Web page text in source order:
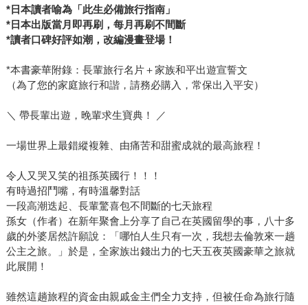
*日本讀者喻為「此生必備旅行指南」
*日本出版當月即再刷，每月再刷不間斷
*讀者口碑好評如潮，改編漫畫登場！
*本書豪華附錄：長輩旅行名片＋家族和平出遊宣誓文
（為了您的家庭旅行和諧，請務必購入，常保出入平安）
＼ 帶長輩出遊，晚輩求生寶典！ ／
一場世界上最錯縱複雜、由痛苦和甜蜜成就的最高旅程！
令人又哭又笑的祖孫英國行！！！
有時過招鬥嘴，有時溫馨對話
一段高潮迭起、長輩驚喜包不間斷的七天旅程
孫女（作者）在新年聚會上分享了自己在英國留學的事，八十多
歲的外婆居然許願說：「哪怕人生只有一次，我想去倫敦來一趟
公主之旅。」於是，全家族出錢出力的七天五夜英國豪華之旅就
此展開！
雖然這趟旅程的資金由親戚金主們全力支持，但被任命為旅行隨